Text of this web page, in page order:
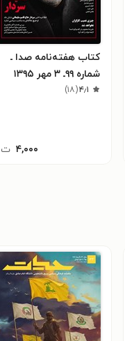
کتاب هفته‌نامه صدا ـ
شماره ۹۹ـ ۳ مهر ۱۳۹۵
۴٫۱(۱۸)
۴,۰۰۰ ت